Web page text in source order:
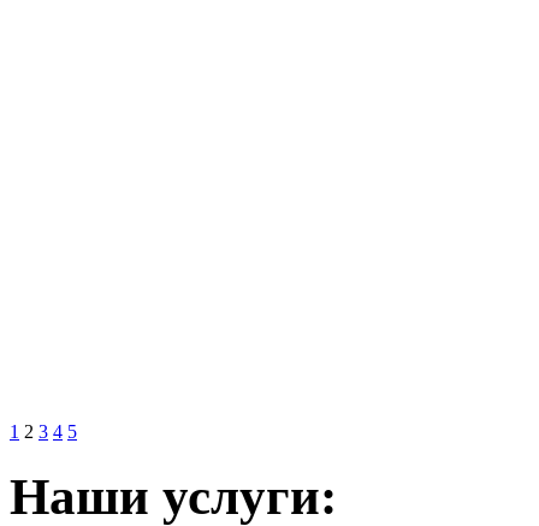
1 2 3 4 5
Наши услуги: